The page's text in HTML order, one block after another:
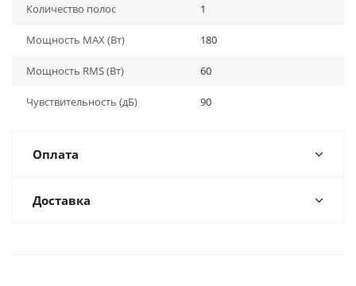
Количество полос 1
Мощность MAX (Вт) 180
Мощность RMS (Вт) 60
Чувствительность (дБ) 90
Оплата
Доставка